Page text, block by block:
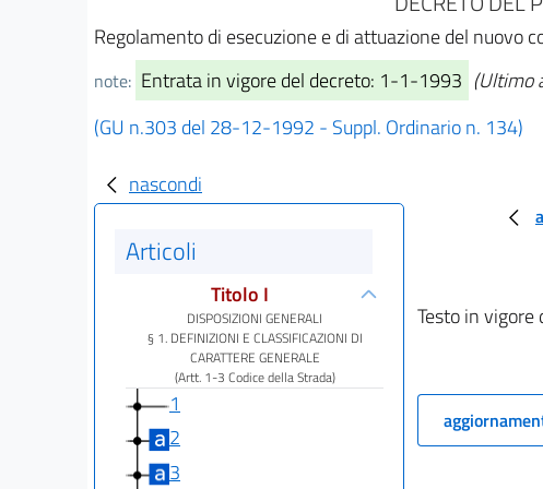
Regolamento di esecuzione e di attuazione del nuovo
note: Entrata in vigore del decreto: 1-1-1993 (Ultimo
(GU n.303 del 28-12-1992 - Suppl. Ordinario n. 134)
nascondi
Articoli
Titolo I
DISPOSIZIONI GENERALI
§ 1. DEFINIZIONI E CLASSIFICAZIONI DI
CARATTERE GENERALE
(Artt. 1-3 Codice della Strada)
1
2
3
Testo in vigore